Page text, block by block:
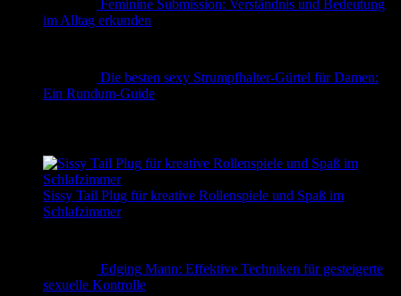
Feminine Submission: Verständnis und Bedeutung
im Alltag erkunden
Die besten sexy Strumpfhalter-Gürtel für Damen:
Ein Rundum-Guide
Sissy Tail Plug für kreative Rollenspiele und Spaß im
Schlafzimmer
Edging Mann: Effektive Techniken für gesteigerte
sexuelle Kontrolle